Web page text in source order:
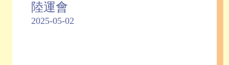
陸運會
2025-05-02